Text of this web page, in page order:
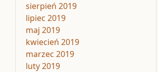
sierpień 2019
lipiec 2019
maj 2019
kwiecień 2019
marzec 2019
luty 2019